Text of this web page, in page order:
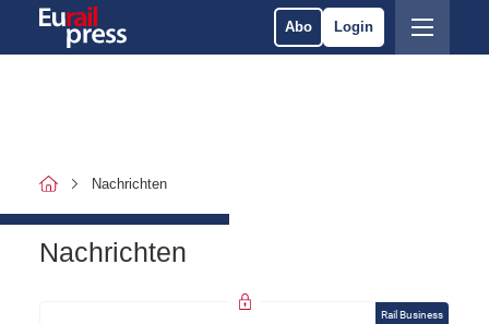
Abo Login
Nachrichten
Nachrichten
Rail Business